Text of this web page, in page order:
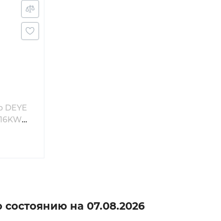
DEYE
на 07.08.2026